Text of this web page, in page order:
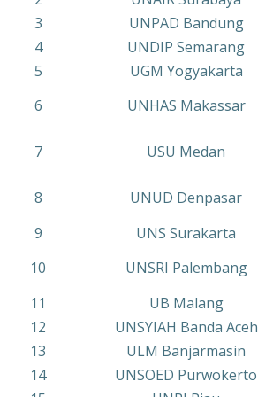
3
UNPAD Bandung
4
UNDIP Semarang
5
UGM Yogyakarta
6
UNHAS Makassar
7 USU Medan
8 UNUD Denpasar
9
UNS Surakarta
10
UNSRI Palembang
11
UB Malang
12
UNSYIAH Banda Aceh
13
ULM Banjarmasin
14
UNSOED Purwokerto